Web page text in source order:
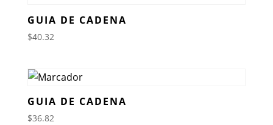
GUIA DE CADENA
$40.32
GUIA DE CADENA
$36.82